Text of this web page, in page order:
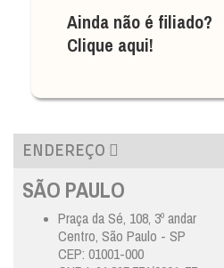
Ainda não é filiado?
Clique aqui!
ENDEREÇO
SÃO PAULO
Praça da Sé, 108, 3º andar
Centro, São Paulo - SP
CEP: 01001-000